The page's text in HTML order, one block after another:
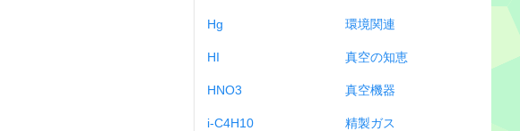
Hg
HI
HNO3
i-C4H10
環境関連
真空の知恵
真空機器
精製ガス